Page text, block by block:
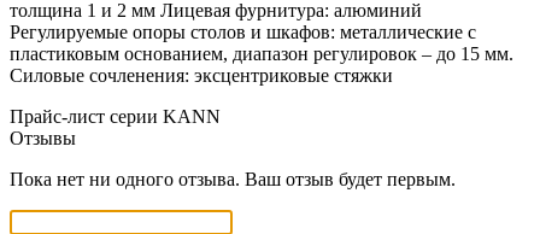
толщина 1 и 2 мм Лицевая фурнитура: алюминий
Регулируемые опоры столов и шкафов: металлические с
пластиковым основанием, диапазон регулировок – до 15 мм.
Силовые сочленения: эксцентриковые стяжки
Прайс-лист серии KANN
Отзывы
Пока нет ни одного отзыва. Ваш отзыв будет первым.